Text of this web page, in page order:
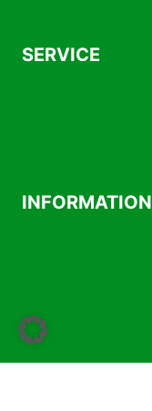
SERVICE
INFORMATION
Widerrufsrecht